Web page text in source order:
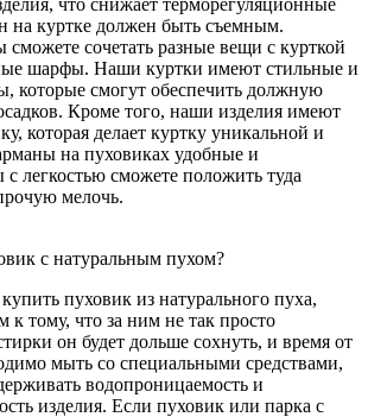
на куртке должен быть съемным.
сможете сочетать разные вещи с курткой
шарфы. Наши куртки имеют стильные и
которые смогут обеспечить должную
Кроме того, наши изделия имеют
которая делает куртку уникальной и
на пуховиках удобные и
легкостью сможете положить туда
мелочь.
с натуральным пухом?
пуховик из натурального пуха,
к тому, что за ним не так просто
он будет дольше сохнуть, и время от
мыть со специальными средствами,
водопроницаемость и
изделия. Если пуховик или парка с